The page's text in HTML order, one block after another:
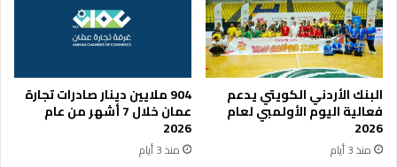
ا
ه
و
ب
ي
ع
ص
ه
البنك الأردني الكويتي يدعم
فعالية اليوم الأولمبي لعام
2026
منذ 3 أيام
904 ملايين دينار صادرات تجارة
عمان خلال 7 أشهر من عام
2026
منذ 3 أيام